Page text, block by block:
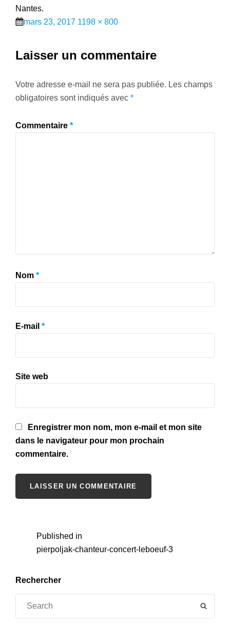
Nantes.
Posted
mars 23, 2017 Full
1198 × 800
Laisser un commentaire
Votre adresse e-mail ne sera pas publiée. Les champs
obligatoires sont indiqués avec *
Commentaire *
Nom *
E-mail *
Site web
Enregistrer mon nom, mon e-mail et mon site
dans le navigateur pour mon prochain
commentaire.
Navigation
de
l’article
Published in
pierpoljak-chanteur-concert-leboeuf-3
Rechercher